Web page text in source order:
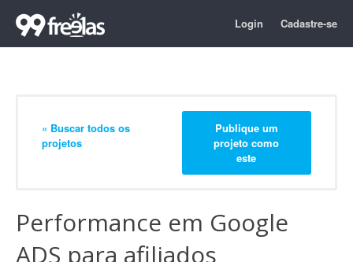
Login Cadastre-se
« Buscar todos os
projetos
Publique um
projeto como
este
Performance em Google
ADS para afiliados